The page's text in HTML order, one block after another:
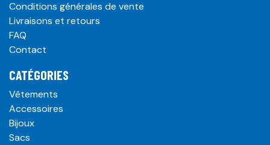
Conditions générales de vente
Livraisons et retours
FAQ
Contact
CATÉGORIES
Vêtements
Accessoires
Bijoux
Sacs